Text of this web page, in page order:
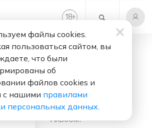
18+
Ты, Россия Моя
Альбом:
файлы cookies.
пользоваться сайтом, вы
что были
об
файлов cookies и
с нашими правилами
персональных данных.